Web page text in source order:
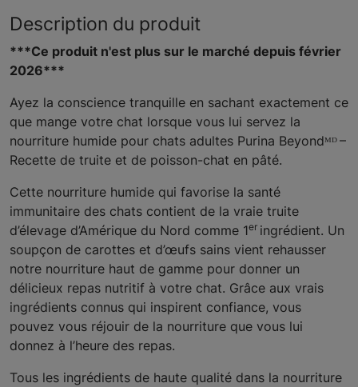
Description du produit
***Ce produit n'est plus sur le marché depuis février
2026***
Ayez la conscience tranquille en sachant exactement ce
que mange votre chat lorsque vous lui servez la
nourriture humide pour chats adultes Purina Beyondᴹᴰ –
Recette de truite et de poisson-chat en pâté.
Cette nourriture humide qui favorise la santé
immunitaire des chats contient de la vraie truite
d’élevage d’Amérique du Nord comme 1er ingrédient. Un
soupçon de carottes et d’œufs sains vient rehausser
notre nourriture haut de gamme pour donner un
délicieux repas nutritif à votre chat. Grâce aux vrais
ingrédients connus qui inspirent confiance, vous
pouvez vous réjouir de la nourriture que vous lui
donnez à l’heure des repas.
Tous les ingrédients de haute qualité dans la nourriture